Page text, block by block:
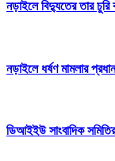
নড়াইলে বিদ্যুতের তার
নড়াইলে ধর্ষণ মামলার
ডিআইইউ সাংবাদিক